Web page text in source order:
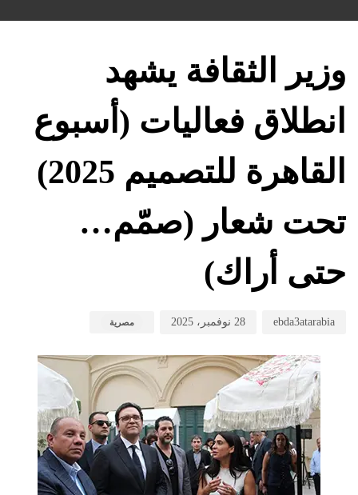
وزير الثقافة يشهد
انطلاق فعاليات (أسبوع
القاهرة للتصميم 2025)
تحت شعار (صمّم…
حتى أراك)
ebda3atarabia 28 نوفمبر، 2025 مصرية